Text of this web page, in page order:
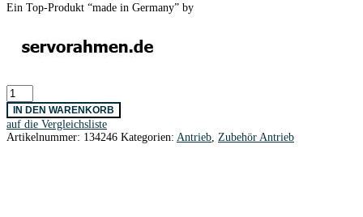
Ein Top-Produkt “made in Germany” by
Motorspant
Ø
32
mm
CFK
IN DEN WARENKORB
auf die Vergleichsliste
Artikelnummer: 134246 Kategorien: Antrieb Zubehör Antrieb